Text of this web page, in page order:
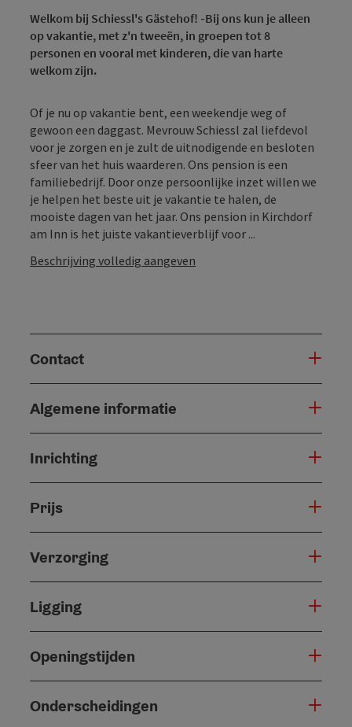
Welkom bij Schiessl's Gästehof! -Bij ons kun je alleen
op vakantie, met z'n tweeën, in groepen tot 8
personen en vooral met kinderen, die van harte
welkom zijn.
Of je nu op vakantie bent, een weekendje weg of
gewoon een daggast. Mevrouw Schiessl zal liefdevol
voor je zorgen en je zult de uitnodigende en besloten
sfeer van het huis waarderen. Ons pension is een
familiebedrijf. Door onze persoonlijke inzet willen we
je helpen het beste uit je vakantie te halen, de
mooiste dagen van het jaar. Ons pension in Kirchdorf
am Inn is het juiste vakantieverblijf voor ...
Beschrijving volledig aangeven
Contact
Algemene informatie
Inrichting
Prijs
Verzorging
Ligging
Openingstijden
Onderscheidingen